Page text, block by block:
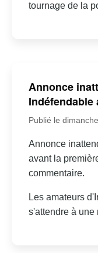
tournage de la
Annonce
Indéfendable
Publié le
Annonce
avant la
commentaire.
Les amateurs
s'attendre à une